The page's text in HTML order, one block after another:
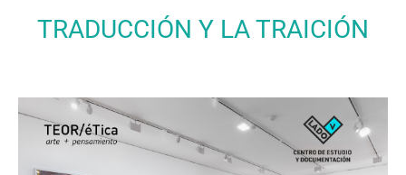
TRADUCCIÓN Y LA TRAICIÓN